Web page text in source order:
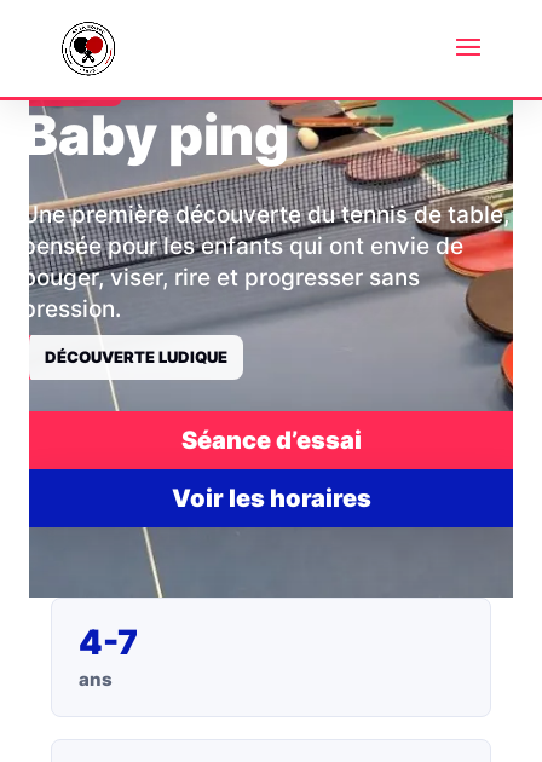
Baby ping
Une première découverte du tennis de table,
pensée pour les enfants qui ont envie de
bouger, viser, rire et progresser sans
pression.
DÉCOUVERTE LUDIQUE
Séance d’essai
Voir les horaires
4-7
ans